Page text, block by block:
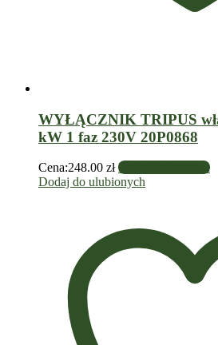
WYŁĄCZNIK TRIPUS
kW 1 faz 230V 20P0868
Cena:248.00 zł Dodaj do koszyka
Dodaj do ulubionych